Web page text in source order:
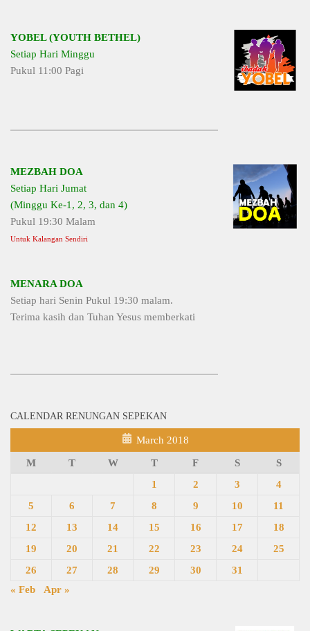
YOBEL (YOUTH BETHEL)
Setiap Hari Minggu
Pukul 11:00 Pagi
MEZBAH DOA
Setiap Hari Jumat
(Minggu Ke-1, 2, 3, dan 4)
Pukul 19:30 Malam
Untuk Kalangan Sendiri
MENARA DOA
Setiap hari Senin Pukul 19:30 malam.
Terima kasih dan Tuhan Yesus memberkati
CALENDAR RENUNGAN SEPEKAN
March 2018
M T W T F S
S
1
2 3
4
5
6 7 8 9 10
11
12
13 14 15 16 17
18
19
20 21 22 23 24
25
26
27 28 29 30
31
« Feb
Apr »